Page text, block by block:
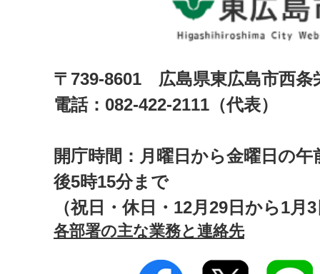
〒739-8601 広島県東広島市西
電話：082-422-2111（代表）
開庁時間：月曜日から金曜日の午
後5時15分まで
（祝日・休日・12月29日から1月
各部署の主な業務と連絡先